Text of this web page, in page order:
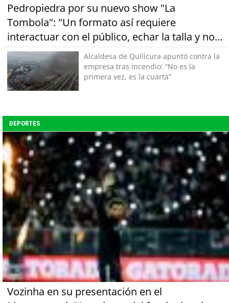
Pedropiedra por su nuevo show "La
Tombola": "Un formato así requiere
interactuar con el público, echar la talla y no
tener miedo a equivocarse"Alcaldesa de Quilicura apuntó contra la
empresa tras incendio: “No es la
primera vez, es la cuarta”
DEPORTES
Vozinha en su presentación en el